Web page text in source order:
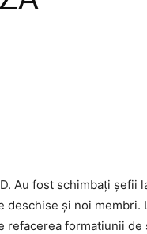
Au fost schimbați șefii
și noi membri.
refacerea formatiunii de